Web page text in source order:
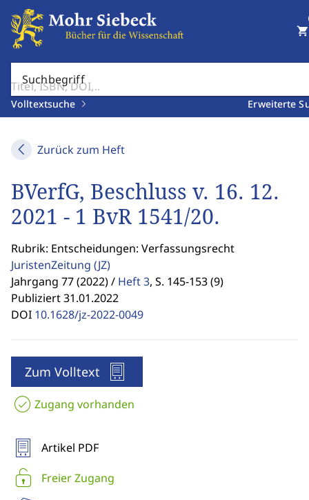
Suchbegriff
Volltextsuche Erweiterte
shopping_cart
Zurück zum Heft
BVerfG, Beschluss v. 16. 12.
2021 - 1 BvR 1541/20.
Rubrik: Entscheidungen: Verfassungsrecht
JuristenZeitung (JZ)
Jahrgang 77 (2022) / Heft 3, S. 145-153 (9)
Publiziert 31.01.2022
DOI 10.1628/jz-2022-0049
Zum Volltext
Zugang vorhanden
Artikel PDF
Freier Zugang